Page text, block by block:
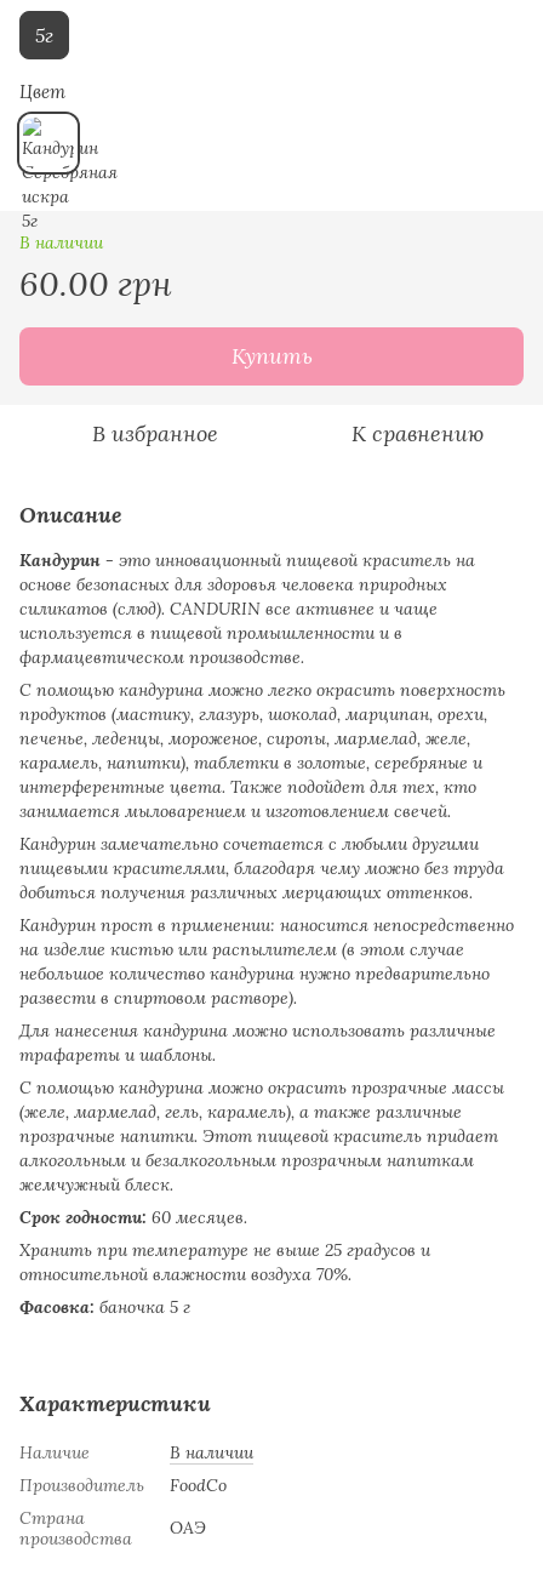
5г
Цвет
В наличии
60.00 грн
Купить
В избранное К сравнению
Описание
Кандурин - это инновационный пищевой краситель на
основе безопасных для здоровья человека природных
силикатов (слюд). CANDURIN все активнее и чаще
используется в пищевой промышленности и в
фармацевтическом производстве.
С помощью кандурина можно легко окрасить поверхность
продуктов (мастику, глазурь, шоколад, марципан, орехи,
печенье, леденцы, мороженое, сиропы, мармелад, желе,
карамель, напитки), таблетки в золотые, серебряные и
интерферентные цвета. Также подойдет для тех, кто
занимается мыловарением и изготовлением свечей.
Кандурин замечательно сочетается с любыми другими
пищевыми красителями, благодаря чему можно без труда
добиться получения различных мерцающих оттенков.
Кандурин прост в применении: наносится непосредственно
на изделие кистью или распылителем (в этом случае
небольшое количество кандурина нужно предварительно
развести в спиртовом растворе).
Для нанесения кандурина можно использовать различные
трафареты и шаблоны.
С помощью кандурина можно окрасить прозрачные массы
(желе, мармелад, гель, карамель), а также различные
прозрачные напитки. Этот пищевой краситель придает
алкогольным и безалкогольным прозрачным напиткам
жемчужный блеск.
Срок годности: 60 месяцев.
Хранить при температуре не выше 25 градусов и
относительной влажности воздуха 70%.
Фасовка: баночка 5 г
Характеристики
Наличие
В наличии
Производитель
FoodCo
Страна
производства
ОАЭ